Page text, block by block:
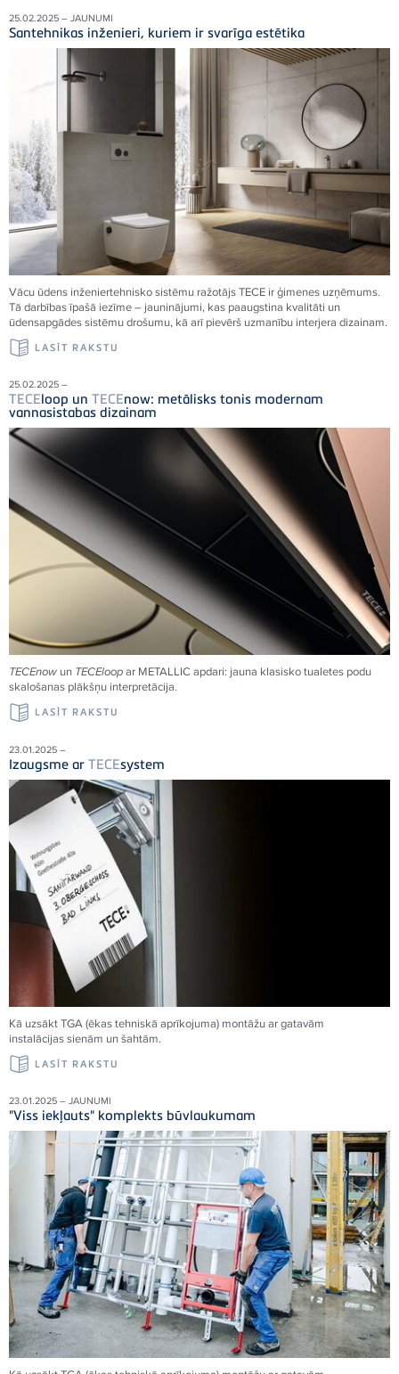
25.02.2025 – JAUNUMI
Santehnikas inženieri, kuriem ir svarīga estētika
Vācu ūdens inženiertehnisko sistēmu ražotājsTECE ir ģimenes uzņēmums.
Tā darbības īpašā iezīme – jauninājumi, kas paaugstina kvalitāti un
ūdensapgādes sistēmu drošumu, kā arī pievērš uzmanību interjera dizainam.
LASĪT RAKSTU
25.02.2025 –
TECEloop un TECEnow: metālisks tonis modernam
vannasistabas dizainam
TECEnow un TECEloopar METALLIC apdari: jauna klasisko tualetes podu
skalošanas plākšņu interpretācija.
LASĪT RAKSTU
23.01.2025 –
Izaugsme ar TECEsystem
Kā uzsākt TGA (ēkas tehniskā aprīkojuma) montāžu ar gatavām
instalācijas sienām un šahtām.
LASĪT RAKSTU
23.01.2025 – JAUNUMI
"Viss iekļauts" komplekts būvlaukumam